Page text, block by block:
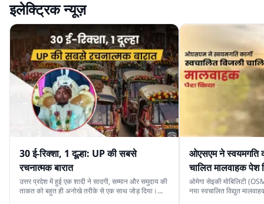
इलेक्ट्रिक न्यूज़
30 ई-रिक्शा, 1 दूल्हा: UP की सबसे
रचनात्मक बारात
उत्तर प्रदेश में हुई एक शादी ने सादगी, सम्मान और समुदाय की
ताकत को बहुत ही अनोखे तरीके से एक साथ जोड़ दिया।
ओएसएम ने स्वयमगति
चालित मालवाहक पेश
ओमेगा सेइकी मोबिलिटी
नया स्वचालित विद्युत